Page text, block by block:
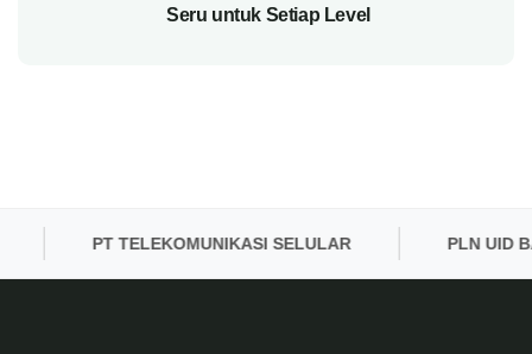
Seru untuk Setiap Level
PT TELEKOMUNIKASI SELULAR PLN UID